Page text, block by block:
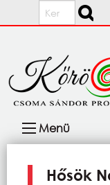
Ugrás a tartalomra
Keresés
navigáció
Menü
Hősök